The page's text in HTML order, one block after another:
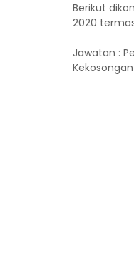
Berikut
2020
Jawatan :
Kekosongan